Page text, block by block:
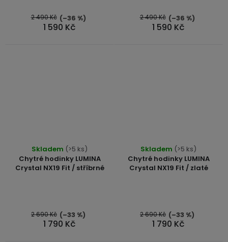
1 590 Kč
2 490 Kč (–36 %)
5
hvězdiček.
1 590 Kč
2 490 Kč (–36 %)
Chytré hodinky LUMINA
Crystal NX19 Fit / stříbrné
hodnocení
produktu
5
hvězdiček.
Skladem (>5 ks)
1 790 Kč
2 690 Kč (–33 %)
Chytré hodinky LUMINA
Crystal NX19 Fit / zlaté
hodnocení
produktu
5
hvězdiček.
Skladem (>5 ks)
1 790 Kč
2 690 Kč (–33 %)